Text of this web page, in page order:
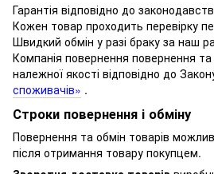
Гарантія відповідно до
Кожен товар проходить перевірку
Швидкий обмін у разі браку за наш
Компанія повернення повернення та
належної якості відповідно до
споживачів» .
Строки повернення і обміну
Повернення та обмін товарів
після отримання товару покупцем.